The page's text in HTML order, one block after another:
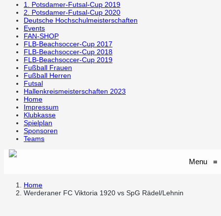
1. Potsdamer-Futsal-Cup 2019
2. Potsdamer-Futsal-Cup 2020
Deutsche Hochschulmeisterschaften
Events
FAN-SHOP
FLB-Beachsoccer-Cup 2017
FLB-Beachsoccer-Cup 2018
FLB-Beachsoccer-Cup 2019
Fußball Frauen
Fußball Herren
Futsal
Hallenkreismeisterschaften 2023
Home
Impressum
Klubkasse
Spielplan
Sponsoren
Teams
Menu ≡
Home
Werderaner FC Viktoria 1920 vs SpG Rädel/Lehnin